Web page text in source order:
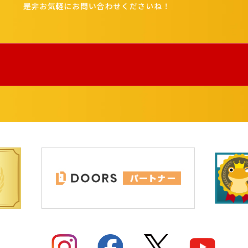
是非お気軽にお問い合わせくださいね！